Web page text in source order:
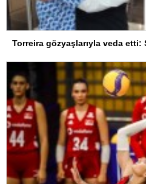
Torreira gözyaşlarıyla veda